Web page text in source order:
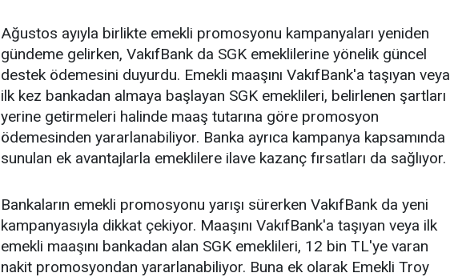
Ağustos ayıyla birlikte emekli promosyonu kampanyaları yeniden
gündeme gelirken, VakıfBank da SGK emeklilerine yönelik güncel
destek ödemesini duyurdu. Emekli maaşını VakıfBank'a taşıyan veya
ilk kez bankadan almaya başlayan SGK emeklileri, belirlenen şartları
yerine getirmeleri halinde maaş tutarına göre promosyon
ödemesinden yararlanabiliyor. Banka ayrıca kampanya kapsamında
sunulan ek avantajlarla emeklilere ilave kazanç fırsatları da sağlıyor.
Bankaların emekli promosyonu yarışı sürerken VakıfBank da yeni
kampanyasıyla dikkat çekiyor. Maaşını VakıfBank'a taşıyan veya ilk
emekli maaşını bankadan alan SGK emeklileri, 12 bin TL'ye varan
nakit promosyondan yararlanabiliyor. Buna ek olarak Emekli Troy